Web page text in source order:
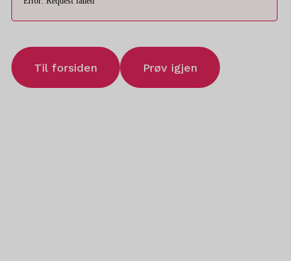
Til forsiden Prøv igjen